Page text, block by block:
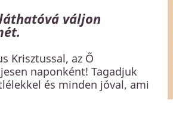
váljon
Krisztussal, az Ő
naponként! Tagadjuk
és minden jóval, ami